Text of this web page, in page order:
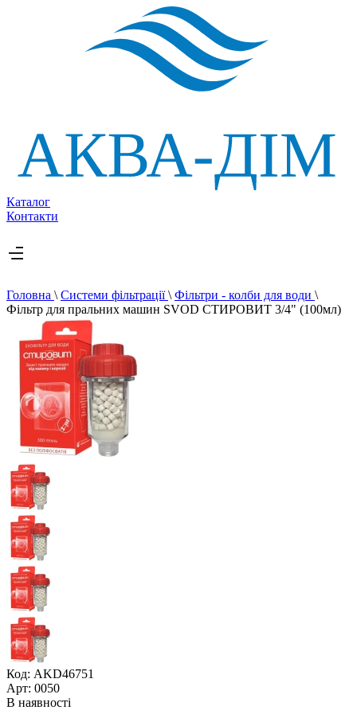
Каталог
Контакти
Головна \ Системи фільтрації\ Фільтри - колби для води \
Фільтр для пральних машин SVOD СТИРОВИТ 3/4" (100мл)
Код: AKD46751
Арт: 0050
В наявності